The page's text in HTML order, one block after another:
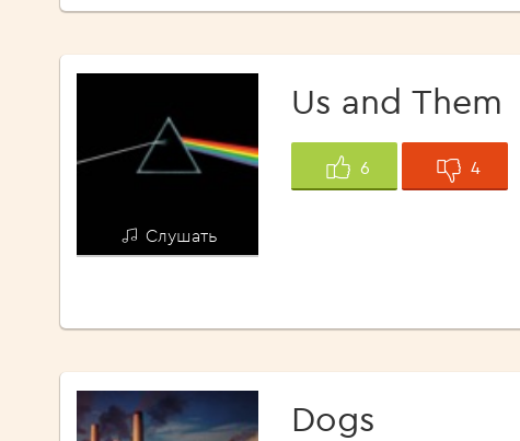
Слушать
Us and Them
6 4
Dogs